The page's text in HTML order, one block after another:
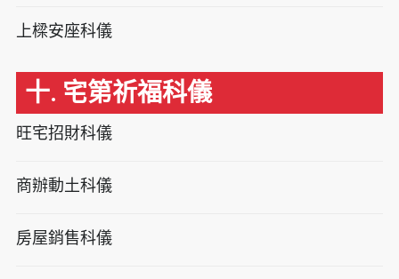
上樑安座科儀
十. 宅第祈福科儀
旺宅招財科儀
商辦動土科儀
房屋銷售科儀